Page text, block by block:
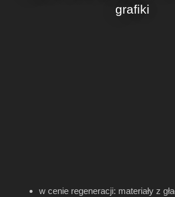
grafiki
w cenie regeneracji: materiały z